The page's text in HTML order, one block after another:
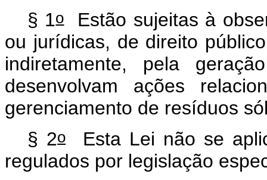
§ 1oEstão sujeitas à
ou jurídicas, de direito
indiretamente, pela
desenvolvam ações
gerenciamento de resíduos
§ 2oEsta Lei não se
regulados por legislação